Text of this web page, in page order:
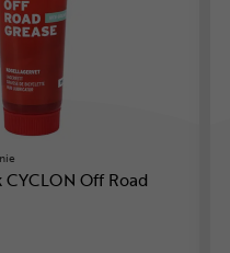
CYCLON Off Road